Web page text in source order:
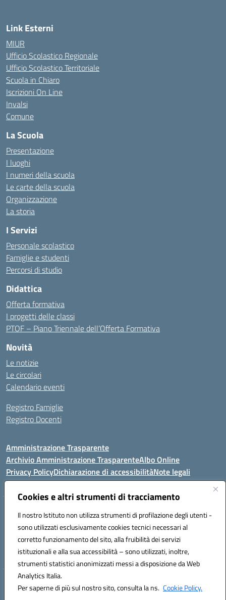
Cookies e altri strumenti di tracciamento
Il nostro Istituto non utilizza strumenti di profilazione degli utenti -
sono utilizzati esclusivamente cookies tecnici necessari al
corretto funzionamento del sito, alla fruibilità dei servizi
istituzionali e alla sua accessibilità – sono utilizzati, inoltre,
strumenti statistici anonimizzati messi a disposizione da Web
Analytics Italia.
Per saperne di più sul nostro sito, consulta la ns. Cookie Policy.
Link Esterni
MIUR
Ufficio Scolastico Regionale
Ufficio Scolastico Territoriale
Scuola in Chiaro
Iscrizioni On Line
Invalsi
Comune
La Scuola
Presentazione
I luoghi
I numeri della scuola
Le carte della scuola
Organizzazione
La storia
I Servizi
Personale scolastico
Famiglie e studenti
Percorsi di studio
Didattica
Offerta formativa
I progetti delle classi
PTOF – Piano Triennale dell’Offerta Formativa
Novità
Le notizie
Le circolari
Calendario eventi
Registro Famiglie
Registro Docenti
Amministrazione Trasparente
Archivio Amministrazione TrasparenteAlbo Online
Privacy PolicyDichiarazione di accessibilitàNote legali
Istituto Comprensivo Statale
Via Cupa Campanariello, 5 - 80059, Torre del Greco (NA)
Tel. +39 0818834377 - Fax +39 0818834377 - Cod.Fisc. 95170530638
Email: naic8df00a@istruzione.it - PEC: naic8df00a@pec.istruzione.it
Hosting & Powered by 3D Solution S.r.l.
Concept & Design by Designers Italia